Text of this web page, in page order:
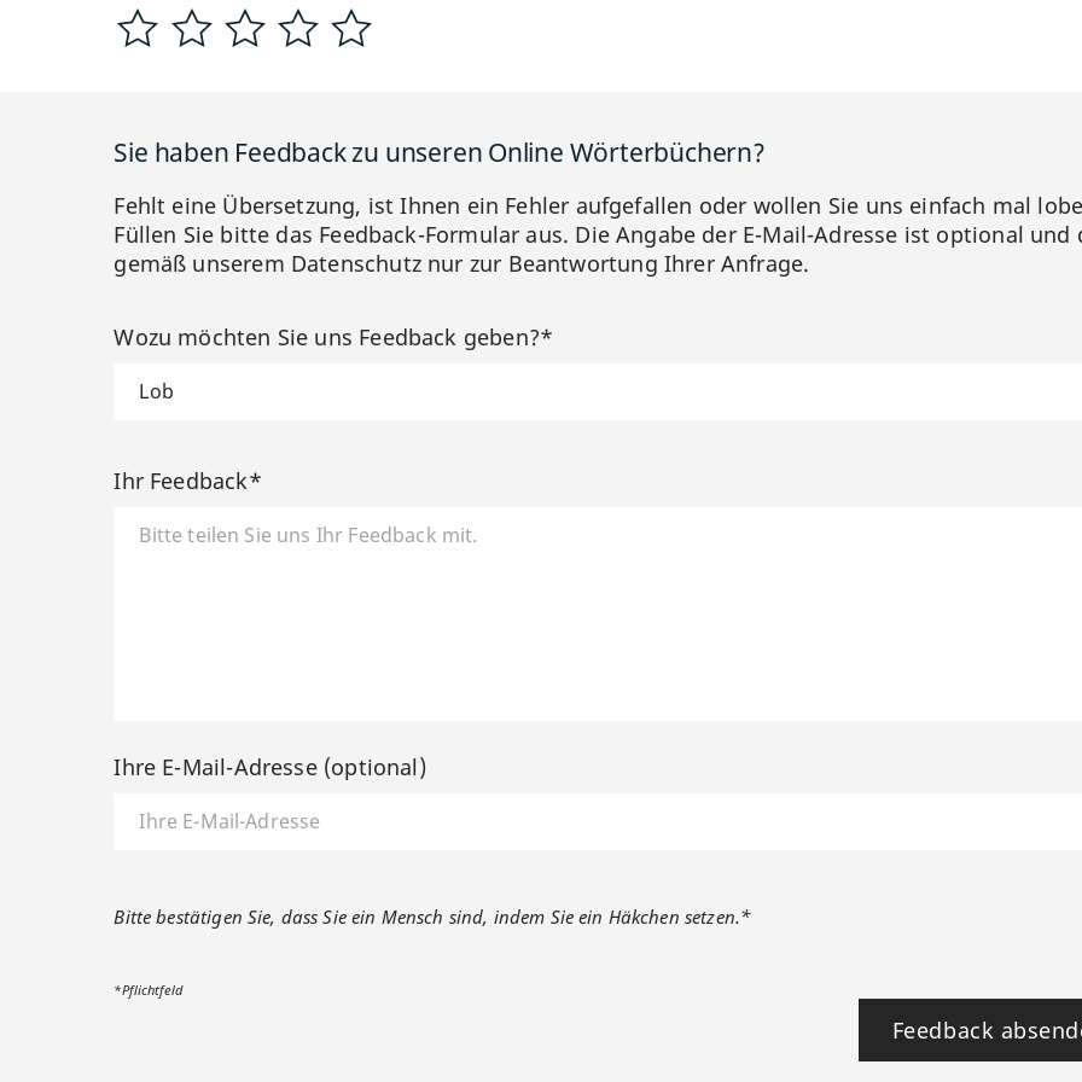
Sie haben Feedback zu unseren Online Wörterbüchern?
Fehlt eine Übersetzung, ist Ihnen ein Fehler aufgefallen oder wollen Sie uns einfach mal
Füllen Sie bitte das Feedback-Formular aus. Die Angabe der E-Mail-Adresse ist optional und
gemäß unserem Datenschutz nur zur Beantwortung Ihrer Anfrage.
Wozu möchten Sie uns Feedback geben?*
Ihr Feedback*
Ihre E-Mail-Adresse (optional)
Bitte bestätigen Sie, dass Sie ein Mensch sind, indem Sie ein Häkchen setzen.*
*Pflichtfeld
Feedback